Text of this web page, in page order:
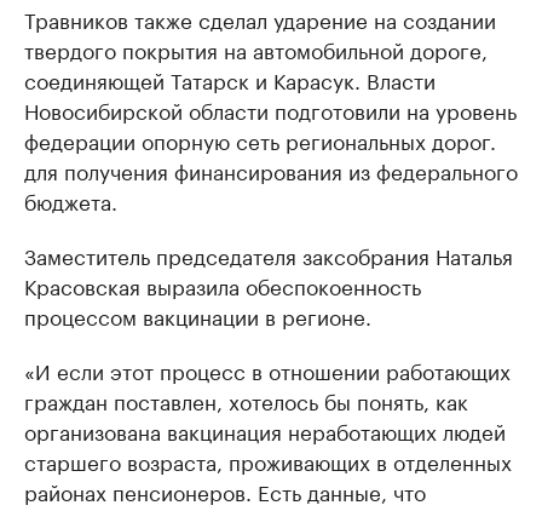
Травников также сделал ударение на создании
твердого покрытия на автомобильной дороге,
соединяющей Татарск и Карасук. Власти
Новосибирской области подготовили на уровень
федерации опорную сеть региональных дорог.
для получения финансирования из федерального
бюджета.
Заместитель председателя заксобрания Наталья
Красовская выразила обеспокоенность
процессом вакцинации в регионе.
«И если этот процесс в отношении работающих
граждан поставлен, хотелось бы понять, как
организована вакцинация неработающих людей
старшего возраста, проживающих в отделенных
районах пенсионеров. Есть данные, что